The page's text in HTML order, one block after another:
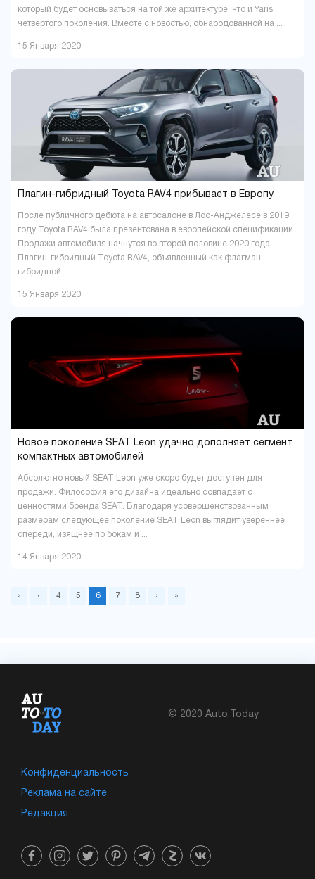
который будет основываться на той же архитектуре, что и Yaris
четвёртого поколения. Вместе с новостью, обнародованной на ...
15 Января 2020
Плагин-гибридный Toyota RAV4 прибывает в Европу
После публичного дебюта на автосалоне в Лос-Анджелесе в 2019
году Toyota RAV4 была презентована в европейской спецификации.
Продажи автомобиля начнутся во второй половине 2020 года.
Плагин-гибридный Toyota RAV4, объявленный как флагман
гибридной ...
15 Января 2020
Новое поколение SEAT Leon удачно дополняет сегмент
компактных автомобилей
Абсолютно новый SEAT Leon уже скоро будет доступен для
продажи. Философия его дизайна идеально совпадает с
ценностями бренда SEAT. Благодаря усовершенствованным
размерам следующее поколение SEAT Leon выглядит увереннее
спереди, изящнее по бокам и ...
14 Января 2020
« ‹ 4 5 6 7 8 › »
© 2020 Auto.Today
Конфиденциальность
Реклама на сайте
Редакция